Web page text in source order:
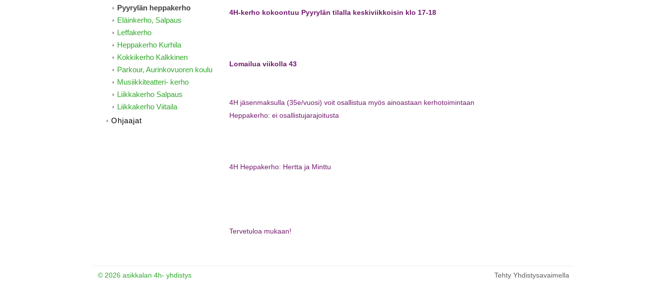
4H-kerho kokoontuu Pyyrylän tilalla keskiviikkoisin klo 17-18
Lomailua viikolla 43
4H jäsenmaksulla (35e/vuosi) voit osallistua myös ainoastaan kerhotoimintaan
Heppakerho: ei osallistujarajoitusta
4H Heppakerho: Hertta ja Minttu
Tervetuloa mukaan!
Pyyrylän heppakerho
Eläinkerho, Salpaus
Leffakerho
Heppakerho Kurhila
Kokkikerho Kalkkinen
Parkour, Aurinkovuoren koulu
Musiikkiteatteri- kerho
Liikkakerho Salpaus
Liikkakerho Viitaila
Ohjaajat
Tehty Yhdistysavaimella
© 2026 asikkalan 4h- yhdistys